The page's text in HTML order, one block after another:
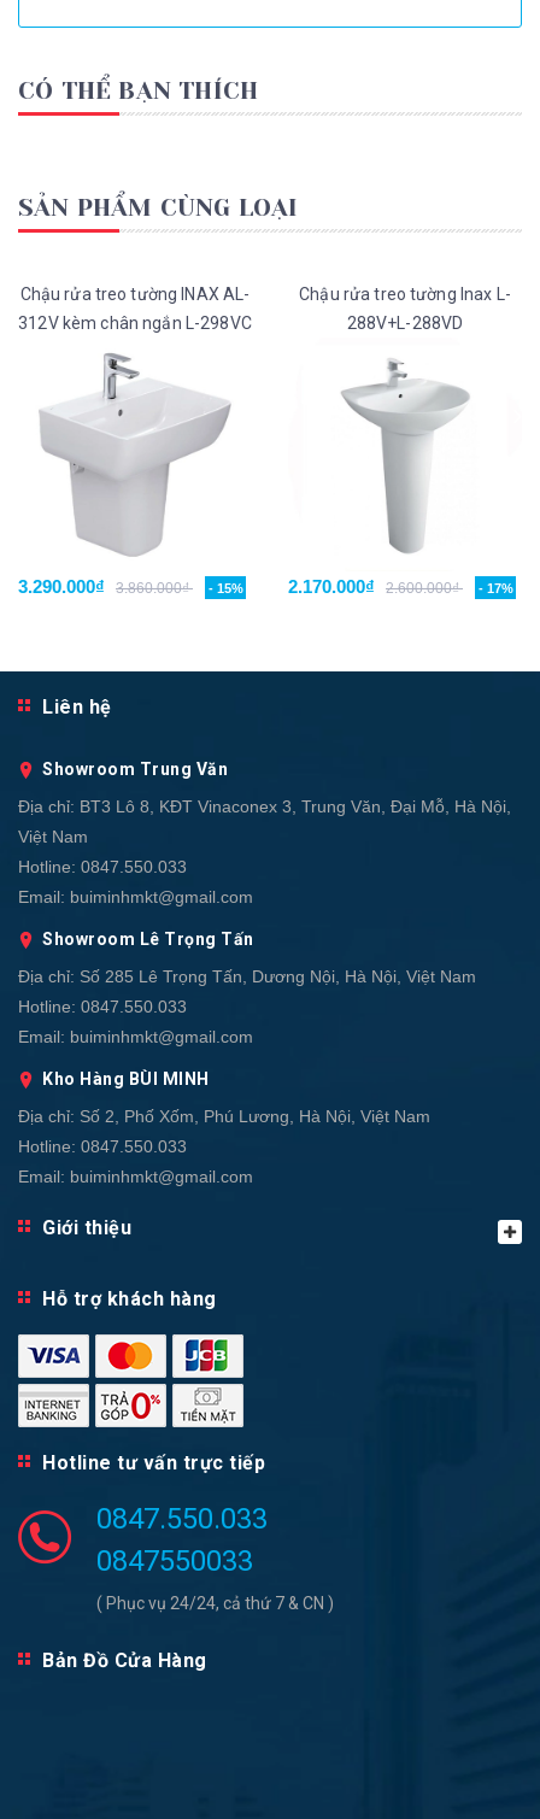
CÓ THỂ BẠN THÍCH
SẢN PHẨM CÙNG LOẠI
Chậu rửa treo tường INAX AL-
312V kèm chân ngắn L-298VC
3.290.000₫ 3.860.000₫ - 15%
Chậu rửa treo tường Inax L-
288V+L-288VD
2.170.000₫ 2.600.000₫ - 17%
Liên hệ
Showroom Trung Văn
Địa chỉ: BT3 Lô 8, KĐT Vinaconex 3, Trung Văn, Đại Mỗ, Hà Nội,
Việt Nam
Hotline: 0847.550.033
Email: buiminhmkt@gmail.com
Showroom Lê Trọng Tấn
Địa chỉ: Số 285 Lê Trọng Tấn, Dương Nội, Hà Nội, Việt Nam
Hotline: 0847.550.033
Email: buiminhmkt@gmail.com
Kho Hàng BÙI MINH
Địa chỉ: Số 2, Phố Xốm, Phú Lương, Hà Nội, Việt Nam
Hotline: 0847.550.033
Email: buiminhmkt@gmail.com
Giới thiệu
Hỗ trợ khách hàng
Hotline tư vấn trực tiếp
0847.550.033
0847550033
( Phục vụ 24/24, cả thứ 7 & CN )
Bản Đồ Cửa Hàng